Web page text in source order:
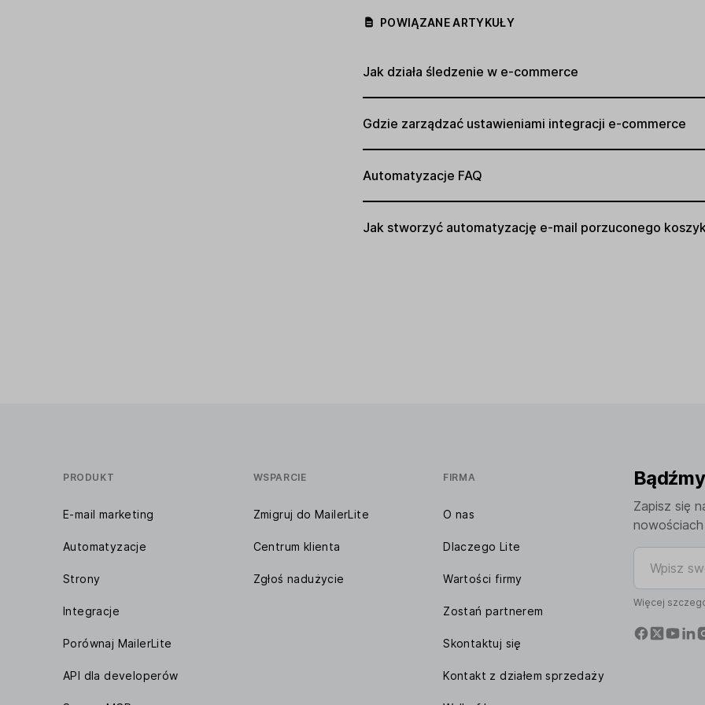
POWIĄZANE ARTYKUŁY
Jak działa śledzenie w e-commerce
Gdzie zarządzać ustawieniami integracji e-commerce
Automatyzacje FAQ
Jak stworzyć automatyzację e-mail porzuconego
PRODUKT
E-mail marketing
Automatyzacje
Strony
Integracje
Porównaj MailerLite
API dla developerów
WSPARCIE
Zmigruj do MailerLite
Centrum klienta
Zgłoś nadużycie
FIRMA
O nas
Dlaczego Lite
Wartości firmy
Zostań partnerem
Skontaktuj się
Kontakt z działem sprzedaży
Zapisz się
Wpisz swój
Więcej